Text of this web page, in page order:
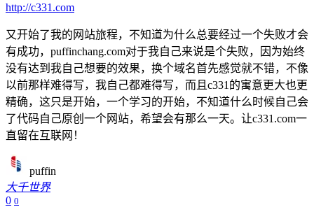
http://c331.com
又开始了我的网站旅程，不知道为什么总要经过一个失败才会
有成功，puffinchang.com对于我自己来说是个失败，因为始终
没有达到我自己想要的效果，换个域名首先感觉就不错，不像
以前那样难得写，我自己都难得写，而且c331的寓意更大也更
精确，这只是开始，一个学习的开始，不知道什么时候自己会
了代码自己原创一个网站，希望会有那么一天。让c331.com一
直留在互联网！
puffin
大千世界
0 0